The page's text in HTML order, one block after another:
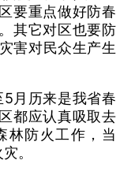
要重点做好防春
其它对区也要防
害对民众生产生
月历来是我省春
都应认真吸取去
林防火工作，当
。